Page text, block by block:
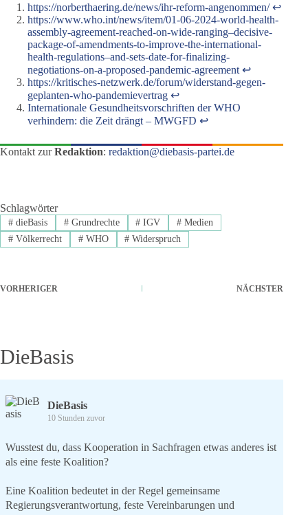
https://norberthaering.de/news/ihr-reform-angenommen/ ↩︎
https://www.who.int/news/item/01-06-2024-world-health-
assembly-agreement-reached-on-wide-ranging–decisive-
package-of-amendments-to-improve-the-international-
health-regulations–and-sets-date-for-finalizing-
negotiations-on-a-proposed-pandemic-agreement ↩︎
https://kritisches-netzwerk.de/forum/widerstand-gegen-
geplanten-who-pandemievertrag ↩︎
Internationale Gesundheitsvorschriften der WHO
verhindern: die Zeit drängt – MWGFD ↩︎
Kontakt zurRedaktion: redaktion@diebasis-partei.de
Schlagwörter
#dieBasis #Grundrechte # IGV # Medien
#Völkerrecht #WHO # Widerspruch
VORHERIGER NÄCHSTER
DieBasis
DieBasis
10 Stunden zuvor
Wusstest du, dass Kooperation in Sachfragen etwas anderes ist
als eine feste Koalition?
Eine Koalition bedeutet in der Regel gemeinsame
Regierungsverantwortung, feste Vereinbarungen und